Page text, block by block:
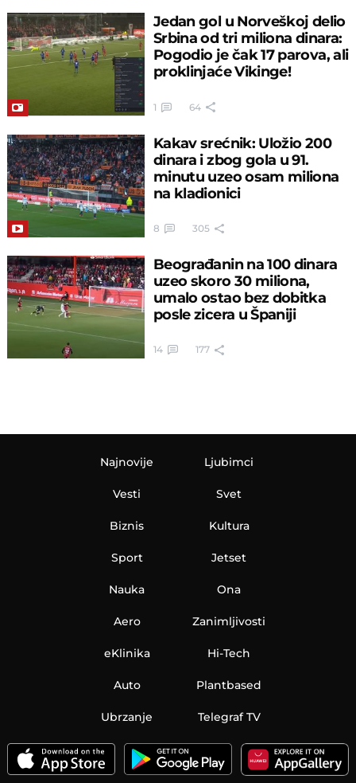
Jedan gol u Norveškoj delio
Srbina od tri miliona dinara:
Pogodio je čak 17 parova, ali
proklinjaće Vikinge!
1 64
Kakav srećnik: Uložio 200
dinara i zbog gola u 91.
minutu uzeo osam miliona
na kladionici
8 305
Beograđanin na 100 dinara
uzeo skoro 30 miliona,
umalo ostao bez dobitka
posle zicera u Španiji
14 177
Najnovije
Vesti
Biznis
Sport
Nauka
Aero
Ljubimci
Svet
Kultura
Jetset
Ona
Zanimljivosti
eKlinika Hi-Tech
Auto Plantbased
Ubrzanje Telegraf TV